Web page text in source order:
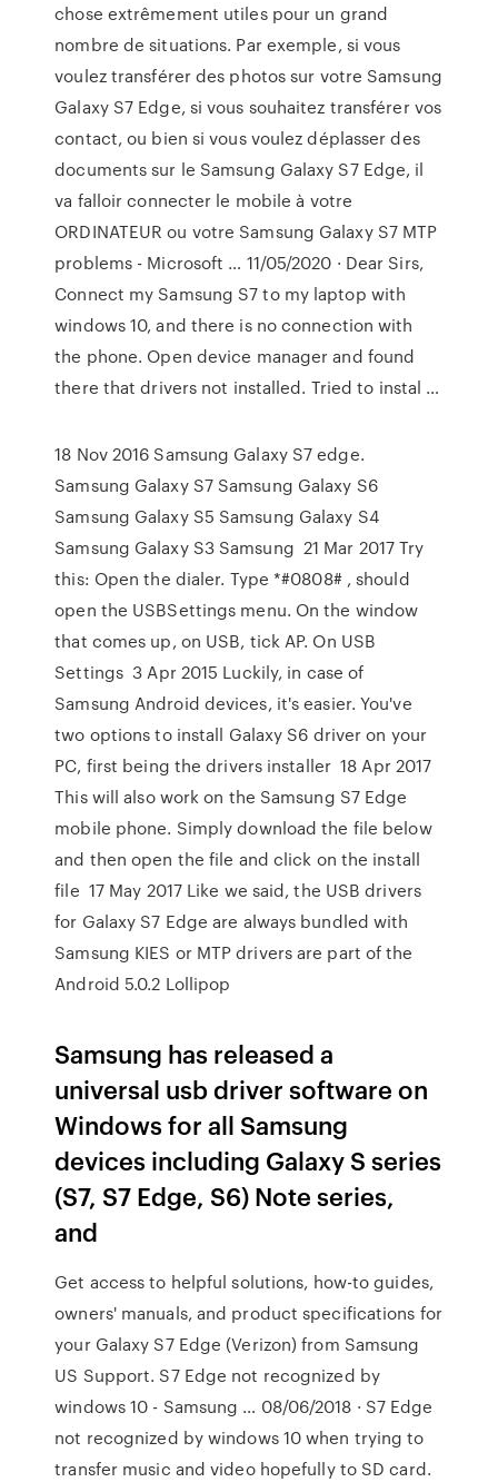
chose extrêmement utiles pour un grand
nombre de situations. Par exemple, si vous
voulez transférer des photos sur votre Samsung
Galaxy S7 Edge, si vous souhaitez transférer vos
contact, ou bien si vous voulez déplasser des
documents sur le Samsung Galaxy S7 Edge, il
va falloir connecter le mobile à votre
ORDINATEUR ou votre Samsung Galaxy S7 MTP
problems - Microsoft … 11/05/2020 · Dear Sirs,
Connect my Samsung S7 to my laptop with
windows 10, and there is no connection with
the phone. Open device manager and found
there that drivers not installed. Tried to instal …
18 Nov 2016 Samsung Galaxy S7 edge.
Samsung Galaxy S7 Samsung Galaxy S6
Samsung Galaxy S5 Samsung Galaxy S4
Samsung Galaxy S3 Samsung 21 Mar 2017 Try
this: Open the dialer. Type *#0808# , should
open the USBSettings menu. On the window
that comes up, on USB, tick AP. On USB
Settings 3 Apr 2015 Luckily, in case of
Samsung Android devices, it's easier. You've
two options to install Galaxy S6 driver on your
PC, first being the drivers installer 18 Apr 2017
This will also work on the Samsung S7 Edge
mobile phone. Simply download the file below
and then open the file and click on the install
file 17 May 2017 Like we said, the USB drivers
for Galaxy S7 Edge are always bundled with
Samsung KIES or MTP drivers are part of the
Android 5.0.2 Lollipop
Samsung has released a
universal usb driver software on
Windows for all Samsung
devices including Galaxy S series
(S7, S7 Edge, S6) Note series,
and
Get access to helpful solutions, how-to guides,
owners' manuals, and product specifications for
your Galaxy S7 Edge (Verizon) from Samsung
US Support. S7 Edge not recognized by
windows 10 - Samsung … 08/06/2018 · S7 Edge
not recognized by windows 10 when trying to
transfer music and video hopefully to SD card.